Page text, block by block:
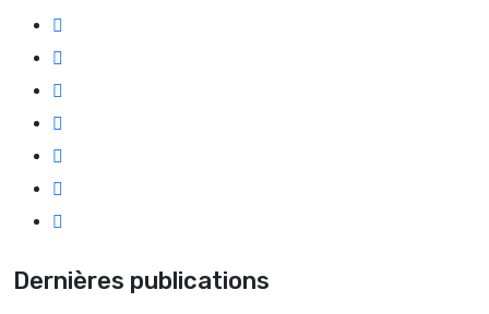
Dernières publications